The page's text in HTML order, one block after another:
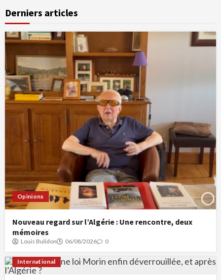
Derniers articles
Opinions
Nouveau regard sur l’Algérie : Une rencontre, deux
mémoires
Louis Bulidon 06/08/2026 0
International